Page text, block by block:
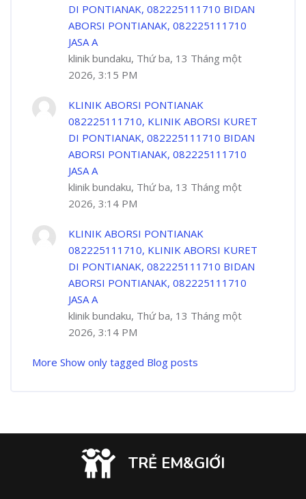
DI PONTIANAK, 082225111710 BIDAN
ABORSI PONTIANAK, 082225111710
JASA A
klinik bundaku, Thứ ba, 13 Tháng một
2026, 3:15 PM
KLINIK ABORSI PONTIANAK
082225111710, KLINIK ABORSI KURET
DI PONTIANAK, 082225111710 BIDAN
ABORSI PONTIANAK, 082225111710
JASA A
klinik bundaku, Thứ ba, 13 Tháng một
2026, 3:14 PM
KLINIK ABORSI PONTIANAK
082225111710, KLINIK ABORSI KURET
DI PONTIANAK, 082225111710 BIDAN
ABORSI PONTIANAK, 082225111710
JASA A
klinik bundaku, Thứ ba, 13 Tháng một
2026, 3:14 PM
More Show only tagged Blog posts
TRẺ EM&GIỚI